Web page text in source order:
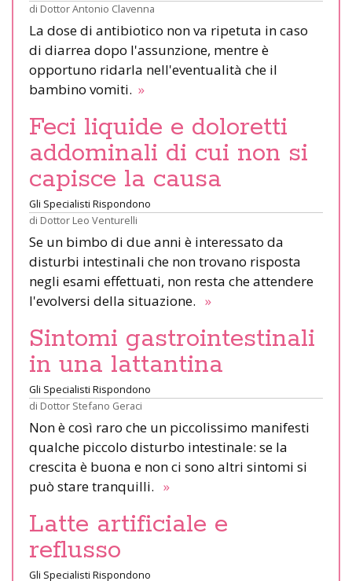
di Dottor Antonio Clavenna
La dose di antibiotico non va ripetuta in caso
di diarrea dopo l'assunzione, mentre è
opportuno ridarla nell'eventualità che il
bambino vomiti. »
Feci liquide e doloretti
addominali di cui non si
capisce la causa
Gli Specialisti Rispondono
di Dottor Leo Venturelli
Se un bimbo di due anni è interessato da
disturbi intestinali che non trovano risposta
negli esami effettuati, non resta che attendere
l'evolversi della situazione. »
Sintomi gastrointestinali
in una lattantina
Gli Specialisti Rispondono
di Dottor Stefano Geraci
Non è così raro che un piccolissimo manifesti
qualche piccolo disturbo intestinale: se la
crescita è buona e non ci sono altri sintomi si
può stare tranquilli. »
Latte artificiale e
reflusso
Gli Specialisti Rispondono